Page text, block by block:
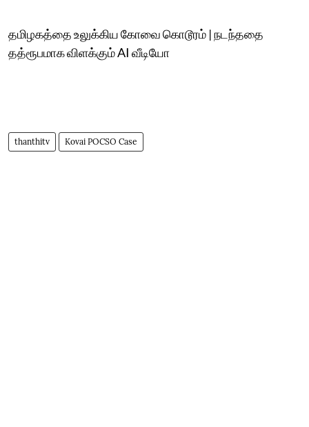
தமிழகத்தை உலுக்கிய கோவை கொடூரம் | நடந்ததை
தத்ரூபமாக விளக்கும் AI வீடியோ
thanthitv Kovai POCSO Case